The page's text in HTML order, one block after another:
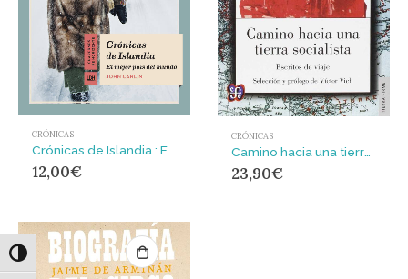
Alternar alto contraste
CRÓNICAS
Crónicas de Islandia : El mejor país del mundo
12,00€
CRÓNICAS
23,90€